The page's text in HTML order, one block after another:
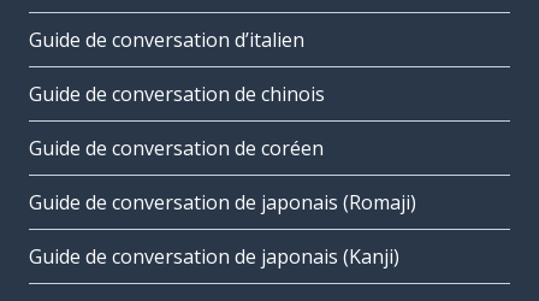
Guide de conversation d’italien
Guide de conversation de chinois
Guide de conversation de coréen
Guide de conversation de japonais (Romaji)
Guide de conversation de japonais (Kanji)